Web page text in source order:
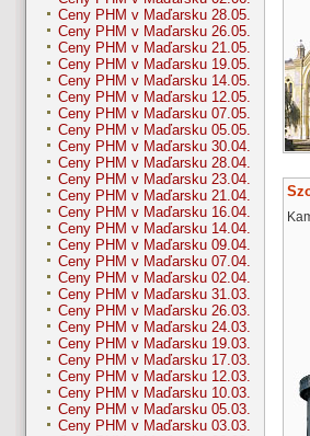
Ceny PHM v Maďarsku 28.05.
Ceny PHM v Maďarsku 26.05.
Ceny PHM v Maďarsku 21.05.
Ceny PHM v Maďarsku 19.05.
Ceny PHM v Maďarsku 14.05.
Ceny PHM v Maďarsku 12.05.
Ceny PHM v Maďarsku 07.05.
Ceny PHM v Maďarsku 05.05.
Ceny PHM v Maďarsku 30.04.
Ceny PHM v Maďarsku 28.04.
Ceny PHM v Maďarsku 23.04.
Ceny PHM v Maďarsku 21.04.
Ceny PHM v Maďarsku 16.04.
Ceny PHM v Maďarsku 14.04.
Ceny PHM v Maďarsku 09.04.
Ceny PHM v Maďarsku 07.04.
Ceny PHM v Maďarsku 02.04.
Ceny PHM v Maďarsku 31.03.
Ceny PHM v Maďarsku 26.03.
Ceny PHM v Maďarsku 24.03.
Ceny PHM v Maďarsku 19.03.
Ceny PHM v Maďarsku 17.03.
Ceny PHM v Maďarsku 12.03.
Ceny PHM v Maďarsku 10.03.
Ceny PHM v Maďarsku 05.03.
Ceny PHM v Maďarsku 03.03.